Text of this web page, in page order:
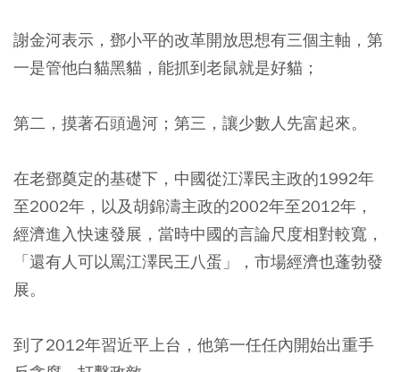
謝金河表示， 鄧小平的改革開放思想有三個主軸，第
一是管他白貓黑貓，能抓到老鼠就是好貓；
第二，摸著石頭過河；第三，讓少數人先富起來。
在老鄧奠定的基礎下，中國從江澤民主政的1992年
至2002年，以及胡錦濤主政的2002年至2012年，
經濟進入快速發展，當時中國的言論尺度相對較寬，
「還有人可以罵江澤民王八蛋」，市場經濟也蓬勃發
展。
到了2012年習近平上台，他第一任任內開始出重手